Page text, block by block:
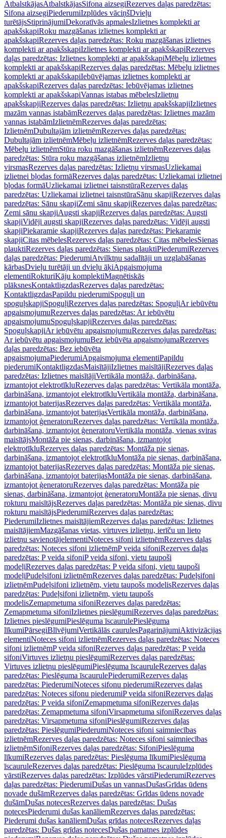
AtbalstkājasAtbalstkājasSifona aizsegiRezerves daļas paredzētas:
Sifona aizsegiPiederumiIzplūdes vāciņšDvieļu
turētājsStiprinājumiDekoratīvās apmalesIzlietnes komplekti ar
apakšskapiRoku mazgāšanas izlietnes komplekti ar
apakšskapiRezerves daļas paredzētas: Roku mazgāšanas izlietnes
komplekti ar apakšskapiIzlietnes komplekti ar apakšskapiRezerves
daļas paredzētas: Izlietnes komplekti ar apakšskapiMēbeļu izlietnes
komplekti ar apakšskapiRezerves daļas paredzētas: Mēbeļu izlietnes
komplekti ar apakšskapiIebūvējamas izlietnes komplekti ar
apakšskapiRezerves daļas paredzētas: Iebūvējamas izlietnes
komplekti ar apakšskapiVannas istabas mēbelesIzlietņu
apakšskapjiRezerves daļas paredzētas: Izlietņu apakšskapjiIzlietnes
mazām vannas istabāmRezerves daļas paredzētas: Izlietnes mazām
vannas istabāmIzlietnēmRezerves daļas paredzētas:
IzlietnēmDubultajām izlietnēmRezerves daļas paredzētas:
Dubultajām izlietnēmMēbeļu izlietnēmRezerves daļas paredzētas:
Mēbeļu izlietnēmStūra roku mazgāšanas izlietnēmRezerves daļas
paredzētas: Stūra roku mazgāšanas izlietnēmIzlietņu
virsmasRezerves daļas paredzētas: Izlietņu virsmasUzliekamai
izlietnei bļodas formāRezerves daļas paredzētas: Uzliekamai izlietnei
bļodas formāUzliekamai izlietnei taisnstūraRezerves daļas
paredzētas: Uzliekamai izlietnei taisnstūraSānu skapjiRezerves daļas
paredzētas: Sānu skapjiZemi sānu skapjiRezerves daļas paredzētas:
Zemi sānu skapjiAugsti skapjiRezerves daļas paredzētas: Augsti
skapjiVidēji augsti skapjiRezerves daļas paredzētas: Vidēji augsti
skapjiPiekaramie skapjiRezerves daļas paredzētas: Piekaramie
skapjiCitas mēbelesRezerves daļas paredzētas: Citas mēbelesSienas
plauktiRezerves daļas paredzētas: Sienas plauktiPiederumiRezerves
daļas paredzētas: PiederumiAtvilktņu sadalītāji un uzglabāšanas
kārbasDvieļu turētāji un dvieļu āķiApgaismojuma
elementiRokturiKāju komplektiMagnētiskās
plāksnesKontaktligzdasRezerves daļas paredzētas:
KontaktligzdasPapildu piederumiSpoguļi un
spoguļskapjiSpoguļiRezerves daļas paredzētas: SpoguļiAr iebūvētu
apgaismojumuRezerves daļas paredzētas: Ar iebūvētu
apgaismojumuSpoguļskapjiRezerves daļas paredzētas:
SpoguļskapjiAr iebūvētu apgaismojumuRezerves daļas paredzētas:
Ar iebūvētu apgaismojumuBez iebūvēta apgaismojumaRezerves
daļas paredzētas: Bez iebūvēta
apgaismojumaPiederumiApgaismojuma elementiPapildu
piederumiKontaktligzdasMaisītājiIzlietnes maisītājiRezerves daļas
paredzētas: Izlietnes maisītājiVertikāla montāža, darbināšana,
izmantojot elektrotīkluRezerves daļas paredzētas: Vertikāla montāža,
darbināšana, izmantojot elektrotīkluVertikāla montāža, darbināšana,
izmantojot baterijasRezerves daļas paredzētas: Vertikāla montāža,
darbināšana, izmantojot baterijasVertikāla montāža, darbināšana,
izmantojot ģeneratoruRezerves daļas paredzētas: Vertikāla montāža,
darbināšana, izmantojot ģeneratoruVertikāla montāža, vienas sviras
maisītājsMontāža pie sienas, darbināšana, izmantojot
elektrotīkluRezerves daļas paredzētas: Montāža pie sienas,
darbināšana, izmantojot elektrotīkluMontāža pie sienas, darbināšana,
izmantojot baterijasRezerves daļas paredzētas: Montāža pie sienas,
darbināšana, izmantojot baterijasMontāža pie sienas, darbināšana,
izmantojot ģeneratoruRezerves daļas paredzētas: Montāža pie
sienas, darbināšana, izmantojot ģeneratoruMontāža pie sienas, divu
rokturu maisītājsRezerves daļas paredzētas: Montāža pie sienas, divu
rokturu maisītājsPiederumiRezerves daļas paredzētas:
PiederumiIzlietnes maisītājiemRezerves daļas paredzētas: Izlietnes
maisītājiemMazgāšanas vietas, virtuves izlietņu, ierīču un lieto
izlietņu savienotājelementiNoteces sifoni izlietnēmRezerves daļas
paredzētas: Noteces sifoni izlietnēmP veida sifoniRezerves daļas
paredzētas: P veida sifoniP veida sifoni, vietu taupoši
modeļiRezerves daļas paredzētas: P veida sifoni, vietu taupoši
modeļiPudeļsifoni izlietnēmRezerves daļas paredzētas: Pudeļsifoni
izlietnēmPudeļsifoni izlietnēm, vietu taupošs modelisRezerves daļas
paredzētas: Pudeļsifoni izlietnēm, vietu taupošs
modelisZemapmetuma sifoniRezerves daļas paredzētas:
Zemapmetuma sifoniIzlietnes pieslēgumiRezerves daļas paredzētas:
Izlietnes pieslēgumiPieslēguma īscaurulePieslēguma
līkumiPārsegiBlīvējumiVertikālās caurulesPagarinājumiAktivizācijas
elementiNoteces sifoni izlietnēmRezerves daļas paredzētas: Noteces
sifoni izlietnēmP veida sifoniRezerves daļas paredzētas: P veida
sifoniVirtuves izlietņu pieslēgumiRezerves daļas paredzētas:
Virtuves izlietņu pieslēgumiPieslēguma īscauruleRezerves daļas
paredzētas: Pieslēguma īscaurulePiederumiRezerves daļas
paredzētas: PiederumiNoteces sifonu piederumiRezerves daļas
paredzētas: Noteces sifonu piederumiP veida sifoniRezerves daļas
paredzētas: P veida sifoniZemapmetuma sifoniRezerves daļas
paredzētas: Zemapmetuma sifoniVirsapmetuma sifoniRezerves daļas
paredzētas: Virsapmetuma sifoniPieslēgumiRezerves daļas
paredzētas: PieslēgumiPiederumiNoteces sifoni saimniecības
izlietnēmRezerves daļas paredzētas: Noteces sifoni saimniecības
izlietnēmSifoniRezerves daļas paredzētas: SifoniPieslēguma
līkumiRezerves daļas paredzētas: Pieslēguma līkumiPieslēguma
īscauruleRezerves daļas paredzētas: Pieslēguma īscauruleIzplūdes
vārstiRezerves daļas paredzētas: Izplūdes vārstiPiederumiRezerves
daļas paredzētas: PiederumiDušas un vannasDušasGrīdas ūdens
novade dušāmRezerves daļas paredzētas: Grīdas ūdens novade
dušāmDušas notecesRezerves daļas paredzētas: Dušas
notecesPiederumi dušas kanāliemRezerves daļas paredzētas:
Piederumi dušas kanāliemDušas grīdas notecesRezerves daļas
paredzētas: Dušas grīdas notecesDušas pamatnes izplūdes